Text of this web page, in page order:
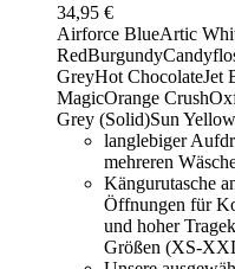
34,95 €
Airforce BlueArtic
RedBurgundy
GreyHot ChocolateJet
MagicOrange Crush
Grey (Solid)Sun Yellow
langlebiger
mehreren
Kängurutasche
Öffnungen für
und hoher
Größen (XS-